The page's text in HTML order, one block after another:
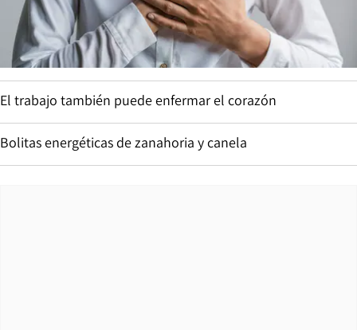
El trabajo también puede enfermar el corazón
Bolitas energéticas de zanahoria y canela